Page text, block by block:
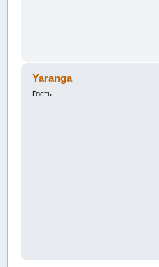
Yaranga
Гость